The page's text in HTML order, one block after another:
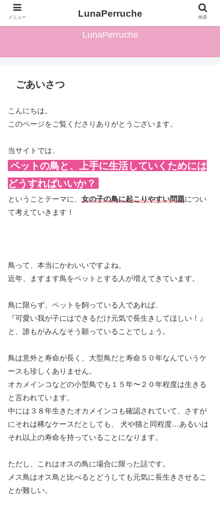
ワイルドピーちゃんがペットの鳥の発情対策について解説します♪
LunaPerruche
ごあいさつ
こんにちは。
このページをご覧くださりありがとうございます。
当サイトでは、
ペットの鳥と、上手に生活していくためには
どうすればいいか？
ということテーマに、 女の子の鳥に起こりやすい問題につい
て考えていきます！
鳥って、本当にかわいいですよね。
近年、ますます鳥をペットとする人が増えてきています。
鳥に限らず、ペットを飼っている人であれば、
『可愛い我が子にはできるだけ元気で長生きしてほしい！』
と、誰もがみんなそう願っていることでしょう。
鳥は意外と寿命が長く、大型鳥だと寿命５０年なんていうケ
ースも珍しくありません。
オカメインコなどの小型鳥でも１５年〜２０年程度は生きる
と言われています。
中には３８年生きたオカメインコも確認されていて、さすが
にそれは稀なケースだとしても、 犬や猫と同程度…あるいは
それ以上の寿命を持っていることになります。
ただし、これはオスの鳥に場合に限った話です。
メス鳥はオス鳥と比べるとどうしても元気に長生きさせるこ
とが難しい。
メニュー LunaPerruche 検索